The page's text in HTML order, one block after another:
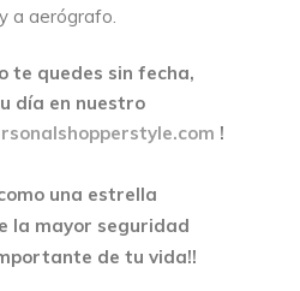
a aerógrafo.
te quedes sin fecha,
día en nuestro
!
una estrella
la mayor seguridad
de tu vida!!